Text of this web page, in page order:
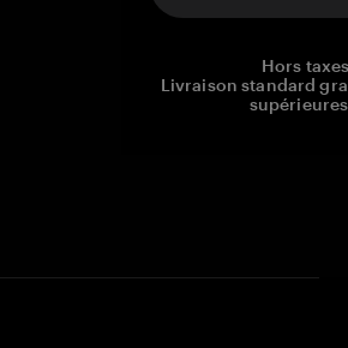
Hors
Livraison standard